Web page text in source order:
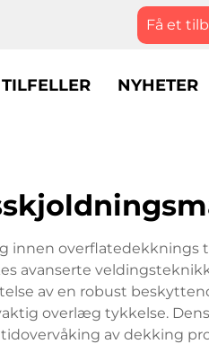
Få et
TILFELLER NYHETER
overflatedekknings
avanserte
av en robust
overlæg tykkelse.
av dekking